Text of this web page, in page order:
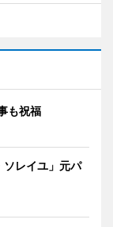
も祝福
レイユ」元パ